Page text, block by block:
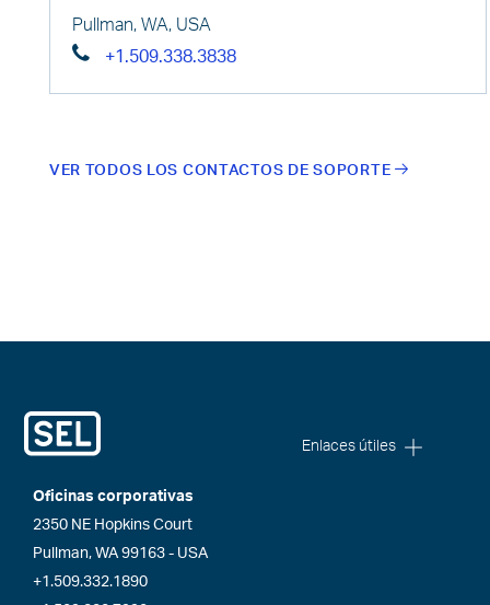
Pullman, WA, USA
+1.509.338.3838
VER TODOS LOS CONTACTOS DE SOPORTE
Enlaces útiles
Oficinas corporativas
2350 NE Hopkins Court
Pullman, WA 99163 - USA
+1.509.332.1890